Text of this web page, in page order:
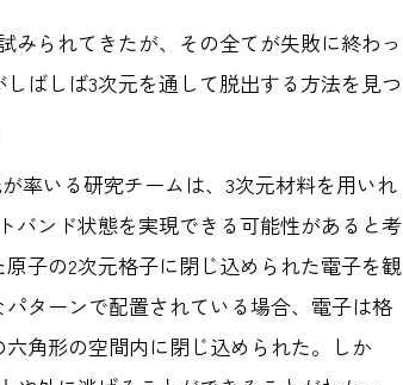
みられてきたが、その全てが失敗に終わっ
ばしば3次元を通して脱出する方法を見つ
率いる研究チームは、3次元材料を用いれ
バンド状態を実現できる可能性があると考
子の2次元格子に閉じ込められた電子を観
ターンで配置されている場合、電子は格
角形の空間内に閉じ込められた。しか